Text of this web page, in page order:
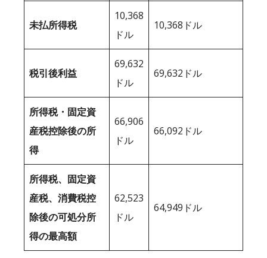
未払所得税
10,368
ドル
10,368ドル
税引後利益
69,632
ドル
69,632ドル
所得税・固定資
産税控除後の所
得
66,906
ドル
66,092ドル
所得税、固定資
産税、消費税控
除後の可処分所
得の最高額
62,523
ドル
64,949ドル